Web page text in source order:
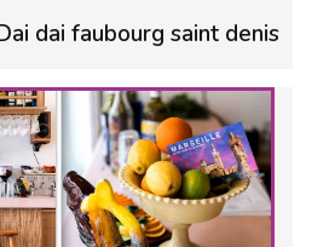
dai faubourg saint denis